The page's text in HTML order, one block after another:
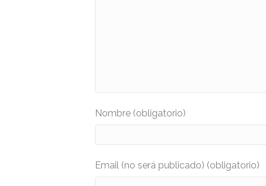
Nombre (obligatorio)
Email (no será publicado) (obligatorio)